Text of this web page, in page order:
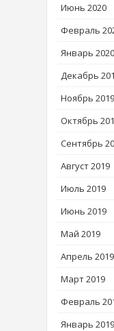
Июнь 2020
Февраль
Январь 2020
Декабрь
Ноябрь 2019
Октябрь
Сентябрь
Август 2019
Июль 2019
Июнь 2019
Май 2019
Апрель 2019
Март 2019
Февраль
Январь 2019